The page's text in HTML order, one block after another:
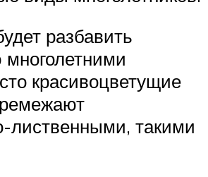
разбавить
красивоцветущие
лиственными, такими